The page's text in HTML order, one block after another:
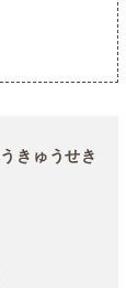
きゅうせき